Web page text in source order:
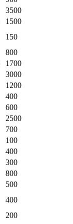
3500
1500
150
800
1700
3000
1200
400
600
2500
700
100
400
300
800
500
400
200